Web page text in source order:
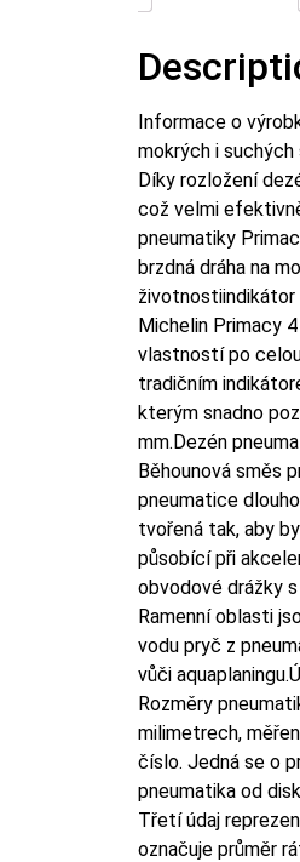
Informace o
mokrých i
Díky rozložení
což velmi
pneumatiky
brzdná dráha na
Michelin Primacy
vlastností po
tradičním
kterým snadno
mm.Dezén
Běhounová směs
pneumatice
tvořená tak, aby
působící při
obvodové drážky
Ramenní oblasti
vodu pryč z
vůči
Rozměry
milimetrech,
číslo. Jedná se o
pneumatika od
Třetí údaj
označuje průměr